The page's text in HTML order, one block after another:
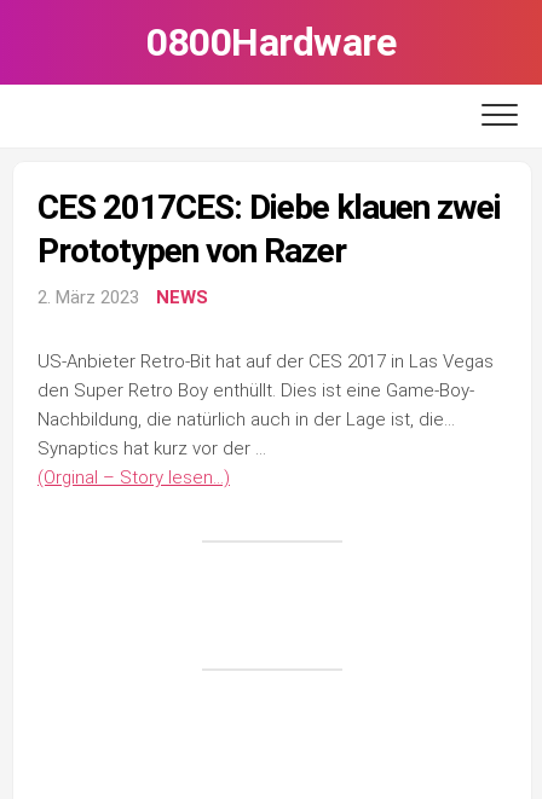
0800Hardware
CES 2017CES: Diebe klauen zwei
Prototypen von Razer
2. März 2023 NEWS
US-Anbieter Retro-Bit hat auf der CES 2017 in Las Vegas
den Super Retro Boy enthüllt. Dies ist eine Game-Boy-
Nachbildung, die natürlich auch in der Lage ist, die…
Synaptics hat kurz vor der …
(Orginal – Story lesen…)